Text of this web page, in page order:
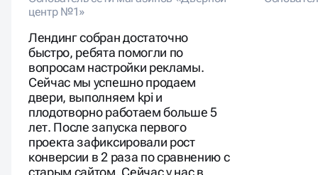
центр №1»
Лендинг собран достаточно
быстро, ребята помогли по
вопросам настройки рекламы.
Сейчас мы успешно продаем
двери, выполняем kpi и
плодотворно работаем больше 5
лет. После запуска первого
проекта зафиксировали рост
конверсии в 2 раза по сравнению с
старым сайтом. Сейчас у нас в